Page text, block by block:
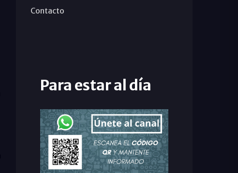
Contacto
Para estar al día